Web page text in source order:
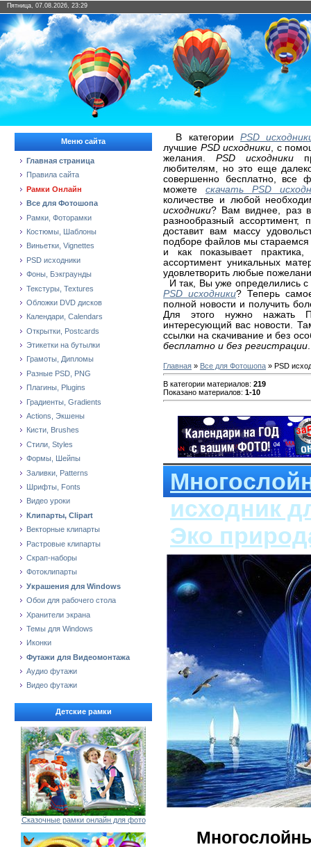
Пятница, 07.08.2026, 23:29
Меню сайта
Главная страница
Правила сайта
Рамки Онлайн
Все для Фотошопа
Рамки, Фоторамки
Костюмы, Шаблоны
Виньетки, Vignettes
PSD исходники
Фоны, Бэкграунды
Текстуры, Textures
Обложки DVD дисков
Календари, Calendars
Открытки, Postcards
Этикетки на бутылки
Грамоты, Дипломы
Разные PSD, PNG
Плагины, Plugins
Градиенты, Gradients
Actions, Экшены
Кисти, Brushes
Стили, Styles
Формы, Шейпы
Заливки, Patterns
Шрифты, Fonts
Видео уроки
Клипарты, Clipart
Векторные клипарты
Растровые клипарты
Скрап-наборы
Фотоклипарты
Украшения для Windows
Обои для рабочего стола
Хранители экрана
Темы для Windows
Иконки
Футажи для Видеомонтажа
Аудио футажи
Видео футажи
Детские рамки
Сказочные рамки онлайн для фото
В категории PSD
лучшие PSD исходники, с
желания.PSD исходники
любителям, но это еще
совершенно бесплатно, все
можете скачать PSD
количестве и любой
исходники? Вам виднее, раз
разнообразный
доставит вам массу
подборе файлов мы стараемся
и как показывает
ассортимент уникальных
удовлетворить любые
И так, Вы уже определились
PSD исходники? Теперь
полной новости и получить
Для этого нужно нажать
интересующий вас новости.
ссылки на скачивание и без
бесплатно и без регистрации.
Главная » Все для Фотошопа » PSD
В категории материалов: 219
Показано материалов: 1-10
исходник
Эко